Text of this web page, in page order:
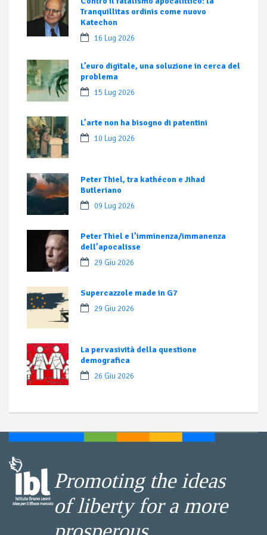
Tranquillitas ordinis come nuovo
Katechon
16 Lug 2026
L’euro digitale, una soluzione in cerca del
problema
15 Lug 2026
L’arte non ha bisogno di patentini
10 Lug 2026
Peter Thiel, tra kathécon e Jihad
Butleriano
09 Lug 2026
Peter Thiel e l’imminenza/immanenza
dell’apocalisse
29 Giu 2026
Supercazzole made in G7
29 Giu 2026
La pervasività della questione
demografica
26 Giu 2026
Promoting the ideas
of liberty for a more